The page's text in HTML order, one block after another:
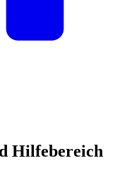
Hilfebereich